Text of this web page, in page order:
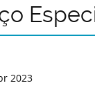
2023